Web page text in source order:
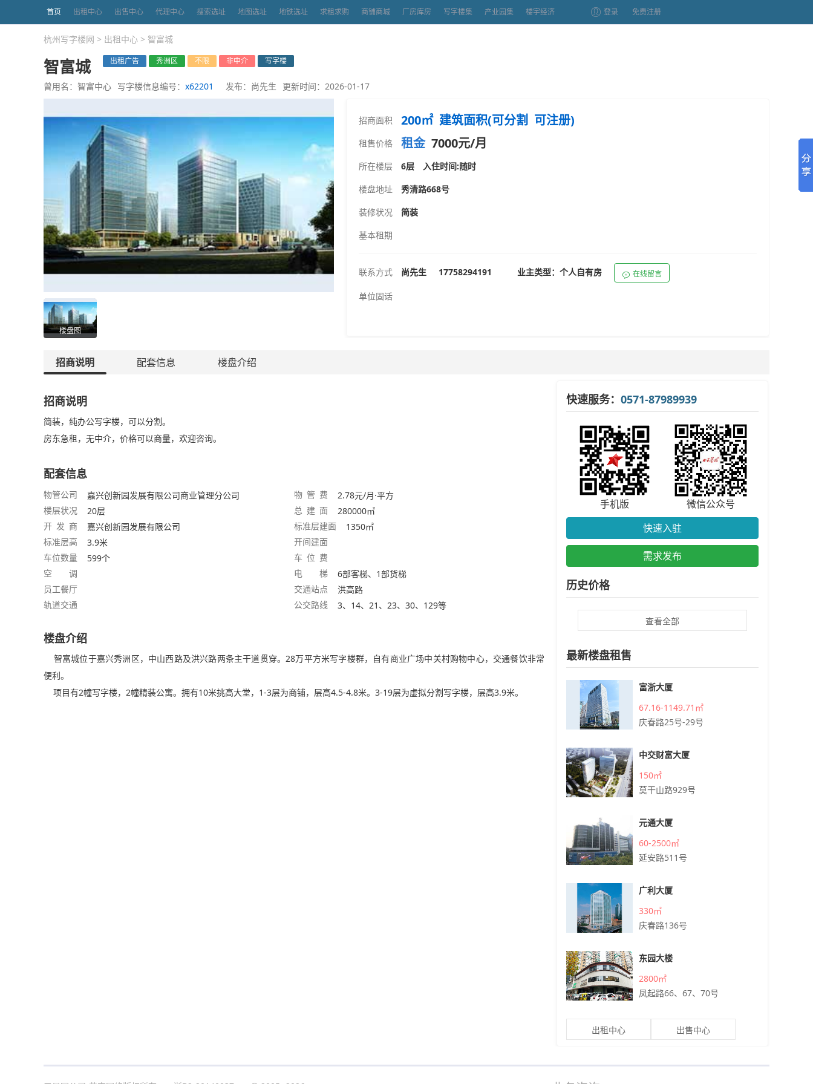
首页 出租中心 出售中心 代理中心 搜索选址 地图选址 地铁选址 求租求购 商铺商城 厂房库房 写字楼集 产业园集 楼宇经济 登录 免费注册
杭州写字楼网 > 出租中心 > 智富城
智富城 出租广告 秀洲区 不限 非中介 写字楼
曾用名：智富中心 写字楼信息编号： x62201 发布：尚先生 更新时间：2026-01-17
楼盘图
招商面积 200㎡ 建筑面积(可分割 可注册)
租售价格 租金7000元/月
所在楼层
6层 入住时间:随时
楼盘地址
秀清路668号
装修状况
简装
基本租期
联系方式 尚先生 17758294191 业主类型：个人自有房 在线留言
单位固话
招商说明 配套信息 楼盘介绍
招商说明
简装，纯办公写字楼，可以分割。
房东急租，无中介，价格可以商量，欢迎咨询。
配套信息
物管公司 嘉兴创新园发展有限公司商业管理分公司 物 管 费
2.78元/月·平方
楼层状况
20层 总 建 面
280000㎡
开 发 商
嘉兴创新园发展有限公司 标准层建面
1350㎡
标准层高
3.9米
开间建面
车位数量
599个
车 位 费
空 调
电 梯
6部客梯、1部货梯
员工餐厅
交通站点
洪高路
轨道交通
公交路线 3、14、21、23、30、129等
楼盘介绍
智富城位于嘉兴秀洲区，中山西路及洪兴路两条主干道贯穿。28万平方米写字楼群，自有商业广场中关村购物中心，交通餐饮非常
便利。
项目有2幢写字楼，2幢精装公寓。拥有10米挑高大堂，1-3层为商铺，层高4.5-4.8米。3-19层为虚拟分割写字楼，层高3.9米。
快速服务： 0571-87989939
手机版
微信公众号
快速入驻
需求发布
历史价格
查看全部
最新楼盘租售
富浙大厦
67.16-1149.71㎡
庆春路25号-29号
中交财富大厦
150㎡
莫干山路929号
元通大厦
60-2500㎡
延安路511号
广利大厦
330㎡
庆春路136号
东园大楼
2800㎡
凤起路66、67、70号
出租中心 出售中心